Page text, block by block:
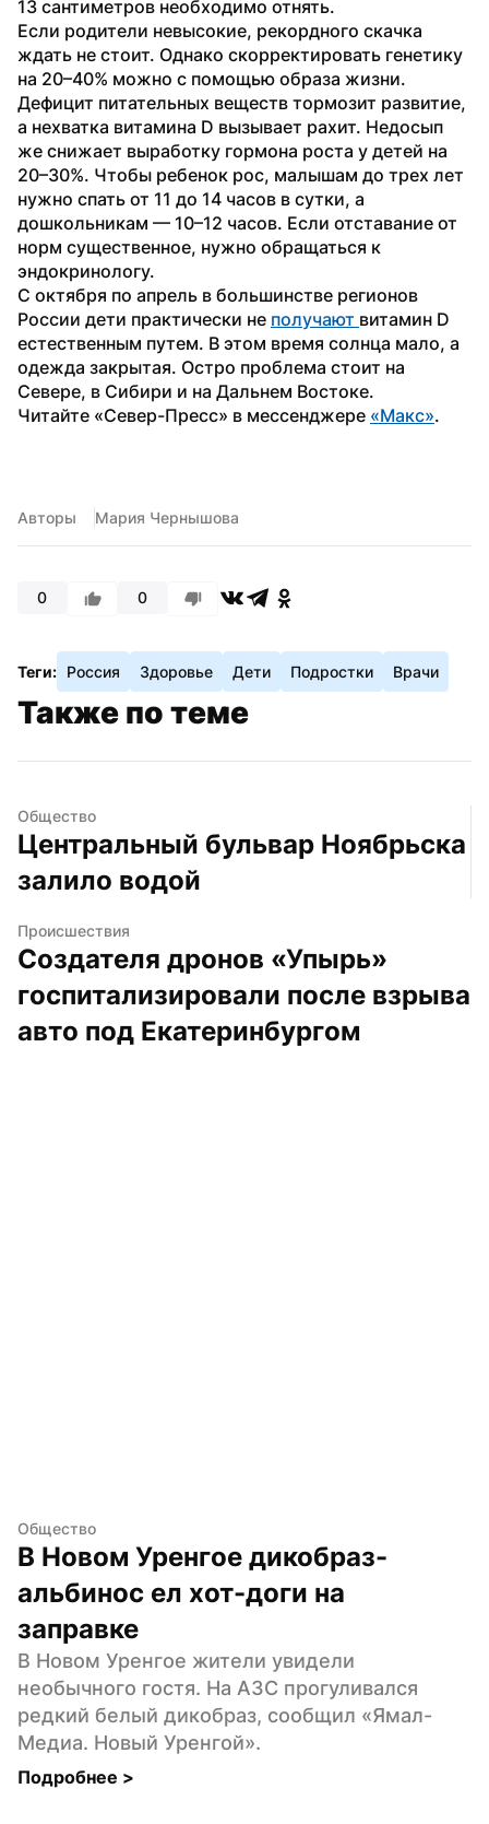
13 сантиметров необходимо отнять.
Если родители невысокие, рекордного скачка
ждать не стоит. Однако скорректировать генетику
на 20–40% можно с помощью образа жизни.
Дефицит питательных веществ тормозит развитие,
а нехватка витамина D вызывает рахит. Недосып
же снижает выработку гормона роста у детей на
20–30%. Чтобы ребенок рос, малышам до трех лет
нужно спать от 11 до 14 часов в сутки, а
дошкольникам — 10–12 часов. Если отставание от
норм существенное, нужно обращаться к
эндокринологу.
С октября по апрель в большинстве регионов
России дети практически не получают витамин D
естественным путем. В этом время солнца мало, а
одежда закрытая. Остро проблема стоит на
Севере, в Сибири и на Дальнем Востоке.
Читайте «Север-Пресс» в мессенджере «Макс».
Авторы Мария Чернышова
0 0
Теги: Россия Здоровье Дети Подростки Врачи
Также по теме
Общество
Центральный бульвар Ноябрьска
залило водой
Происшествия
Создателя дронов «Упырь»
госпитализировали после взрыва
авто под Екатеринбургом
Общество
В Новом Уренгое дикобраз-
альбинос ел хот-доги на
заправке
В Новом Уренгое жители увидели
необычного гостя. На АЗС прогуливался
редкий белый дикобраз, сообщил «Ямал-
Медиа. Новый Уренгой».
Подробнее >